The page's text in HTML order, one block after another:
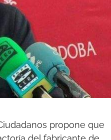
propone que